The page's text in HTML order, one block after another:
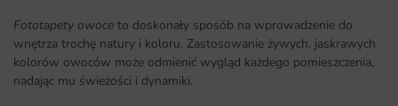
Fototapety owoce to doskonały sposób na wprowadzenie do
wnętrza trochę natury i koloru. Zastosowanie żywych, jaskrawych
kolorów owoców może odmienić wygląd każdego pomieszczenia,
nadając mu świeżości i dynamiki.